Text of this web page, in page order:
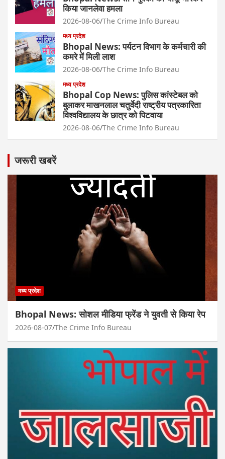
किया जानलेवा हमला
2026-08-06 The Crime Info Bureau
मध्य प्रदेश
Bhopal News: पर्यटन विभाग के कर्मचारी की
कमरे में मिली लाश
2026-08-06 The Crime Info Bureau
मध्य प्रदेश
Bhopal Cop News: पुलिस कांस्टेबल को
बुलाकर माखनलाल चतुर्वेदी राष्ट्रीय पत्रकारिता
विश्वविद्यालय के छात्र को पिटवाया
2026-08-06 The Crime Info Bureau
जरूरी खबरें
मध्य प्रदेश
Bhopal News: सोशल मीडिया फ्रेंड ने युवती से किया रेप
2026-08-07 The Crime Info Bureau